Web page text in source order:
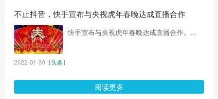
不止抖音，快手宣布与央视虎年春晚达成直播合作
快手宣布与央视虎年春晚达成直播合作。...
2022-01-30 【头条】
阅读更多